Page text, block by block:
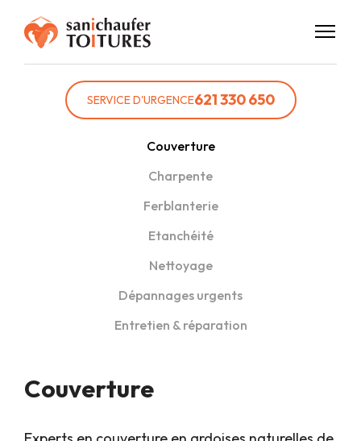
SERVICE D'URGENCE621 330 650
Couverture
Charpente
Ferblanterie
Etanchéité
Nettoyage
Dépannages urgents
Entretien & réparation
Couverture